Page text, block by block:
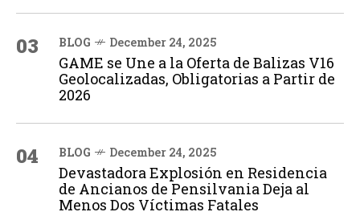
03 BLOG December 24, 2025
GAME se Une a la Oferta de Balizas V16
Geolocalizadas, Obligatorias a Partir de
2026
04 BLOG December 24, 2025
Devastadora Explosión en Residencia
de Ancianos de Pensilvania Deja al
Menos Dos Víctimas Fatales